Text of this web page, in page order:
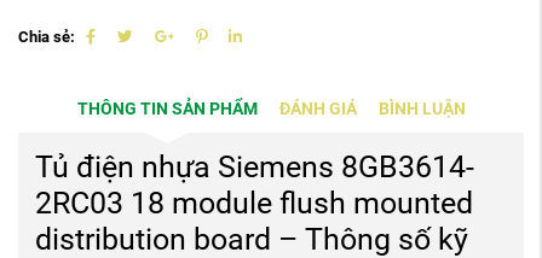
Chia sẻ:
THÔNG TIN SẢN PHẨM ĐÁNH GIÁ BÌNH LUẬN
Tủ điện nhựa Siemens 8GB3614-
2RC03 18 module flush mounted
distribution board – Thông số kỹ